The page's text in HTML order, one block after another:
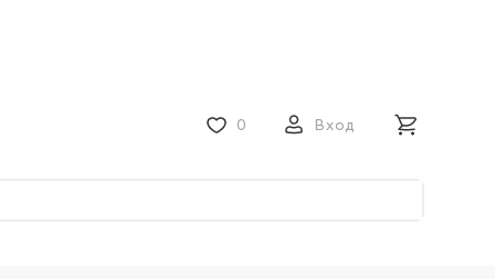
0 Вход